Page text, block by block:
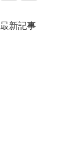
最新記事